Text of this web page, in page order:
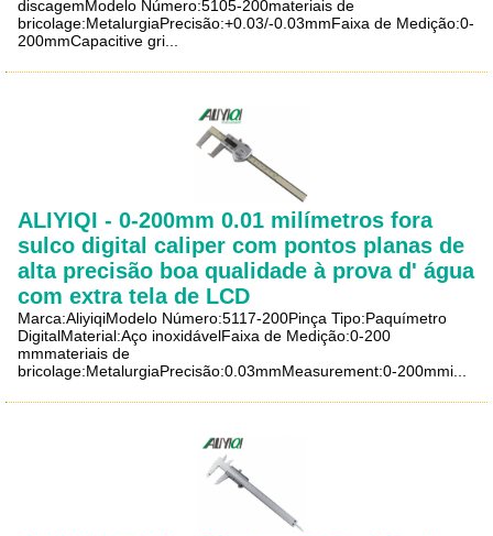
discagemModelo Número:5105-200materiais de
bricolage:MetalurgiaPrecisão:+0.03/-0.03mmFaixa de Medição:0-
200mmCapacitive gri...
ALIYIQI - 0-200mm 0.01 milímetros fora
sulco digital caliper com pontos planas de
alta precisão boa qualidade à prova d' água
com extra tela de LCD
Marca:AliyiqiModelo Número:5117-200Pinça Tipo:Paquímetro
DigitalMaterial:Aço inoxidávelFaixa de Medição:0-200
mmmateriais de
bricolage:MetalurgiaPrecisão:0.03mmMeasurement:0-200mmi...